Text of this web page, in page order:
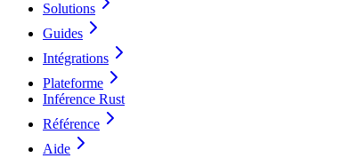
Solutions
Guides
Intégrations
Plateforme
Inférence Rust
Référence
Aide